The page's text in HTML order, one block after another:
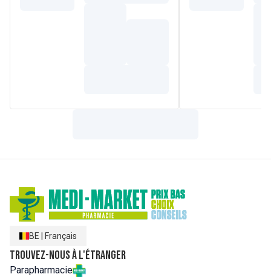
assainissant et en bonne affinité avec la peau et les
BE Français
Trouvez-nous à l'étranger
Parapharmacie